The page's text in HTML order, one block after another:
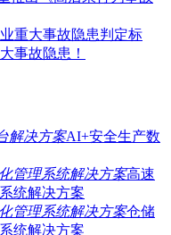
重大事故隐患判定标
事故隐患！
AI+安全生产数
高速
统解决方案
仓储
统解决方案